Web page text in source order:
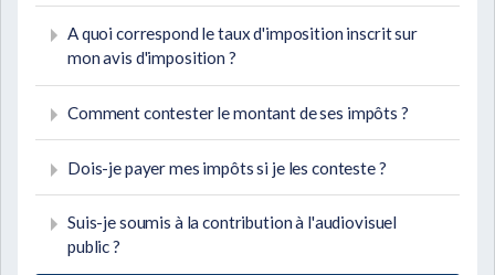
A quoi correspond le taux d'imposition inscrit sur
mon avis d'imposition ?
Comment contester le montant de ses impôts ?
Dois-je payer mes impôts si je les conteste ?
Suis-je soumis à la contribution à l'audiovisuel
public ?